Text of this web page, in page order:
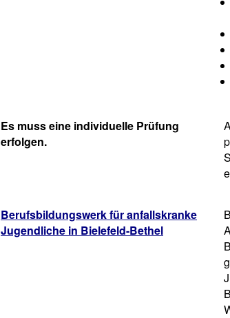
Es muss eine individuelle Prüfung
erfolgen.
Berufsbildungswerk für anfallskranke
Jugendliche in Bielefeld-Bethel